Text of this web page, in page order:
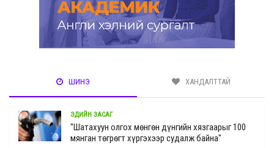
ШИНЭ ХАНДАЛТТАЙ
ЭДИЙН ЗАСАГ
"Шатахуун олгох мөнгөн дүнгийн хязгаарыг 100
мянган төгрөгт хүргэхээр судалж байна"